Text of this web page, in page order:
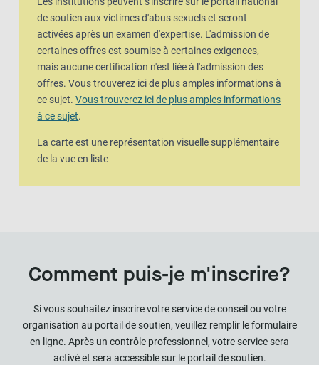
de soutien aux victimes d'abus sexuels et seront
activées après un examen d'expertise. L'admission de
certaines offres est soumise à certaines exigences,
mais aucune certification n'est liée à l'admission des
offres. Vous trouverez ici de plus amples informations à
ce sujet.Vous trouverez ici de plus amples informations
à ce sujet.
La carte est une représentation visuelle supplémentaire
de la vue en liste
Comment puis-je m'inscrire?
Si vous souhaitez inscrire votre service de conseil ou votre
organisation au portail de soutien, veuillez remplir le formulaire
en ligne. Après un contrôle professionnel, votre service sera
activé et sera accessible sur le portail de soutien.